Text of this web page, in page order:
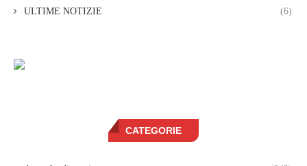
ULTIME NOTIZIE (6)
CATEGORIE